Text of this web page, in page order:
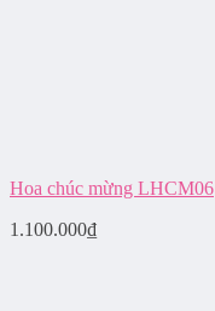
Hoa chúc mừng LHCM06
1.100.000₫